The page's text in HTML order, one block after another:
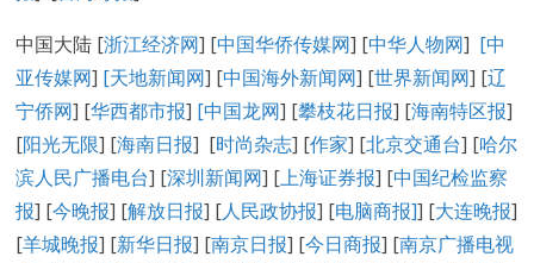
中国大陆 [浙江经济网] [中国华侨传媒网] [中华人物网] [中
亚传媒网] [天地新闻网] [中国海外新闻网] [世界新闻网] [辽
宁侨网] [华西都市报] [中国龙网] [攀枝花日报] [海南特区报]
[阳光无限] [海南日报] [时尚杂志] [作家] [北京交通台] [哈尔
滨人民广播电台] [深圳新闻网] [上海证券报] [中国纪检监察
报] [今晚报] [解放日报] [人民政协报] [电脑商报]] [大连晚报]
[羊城晚报] [新华日报] [南京日报] [今日商报] [南京广播电视